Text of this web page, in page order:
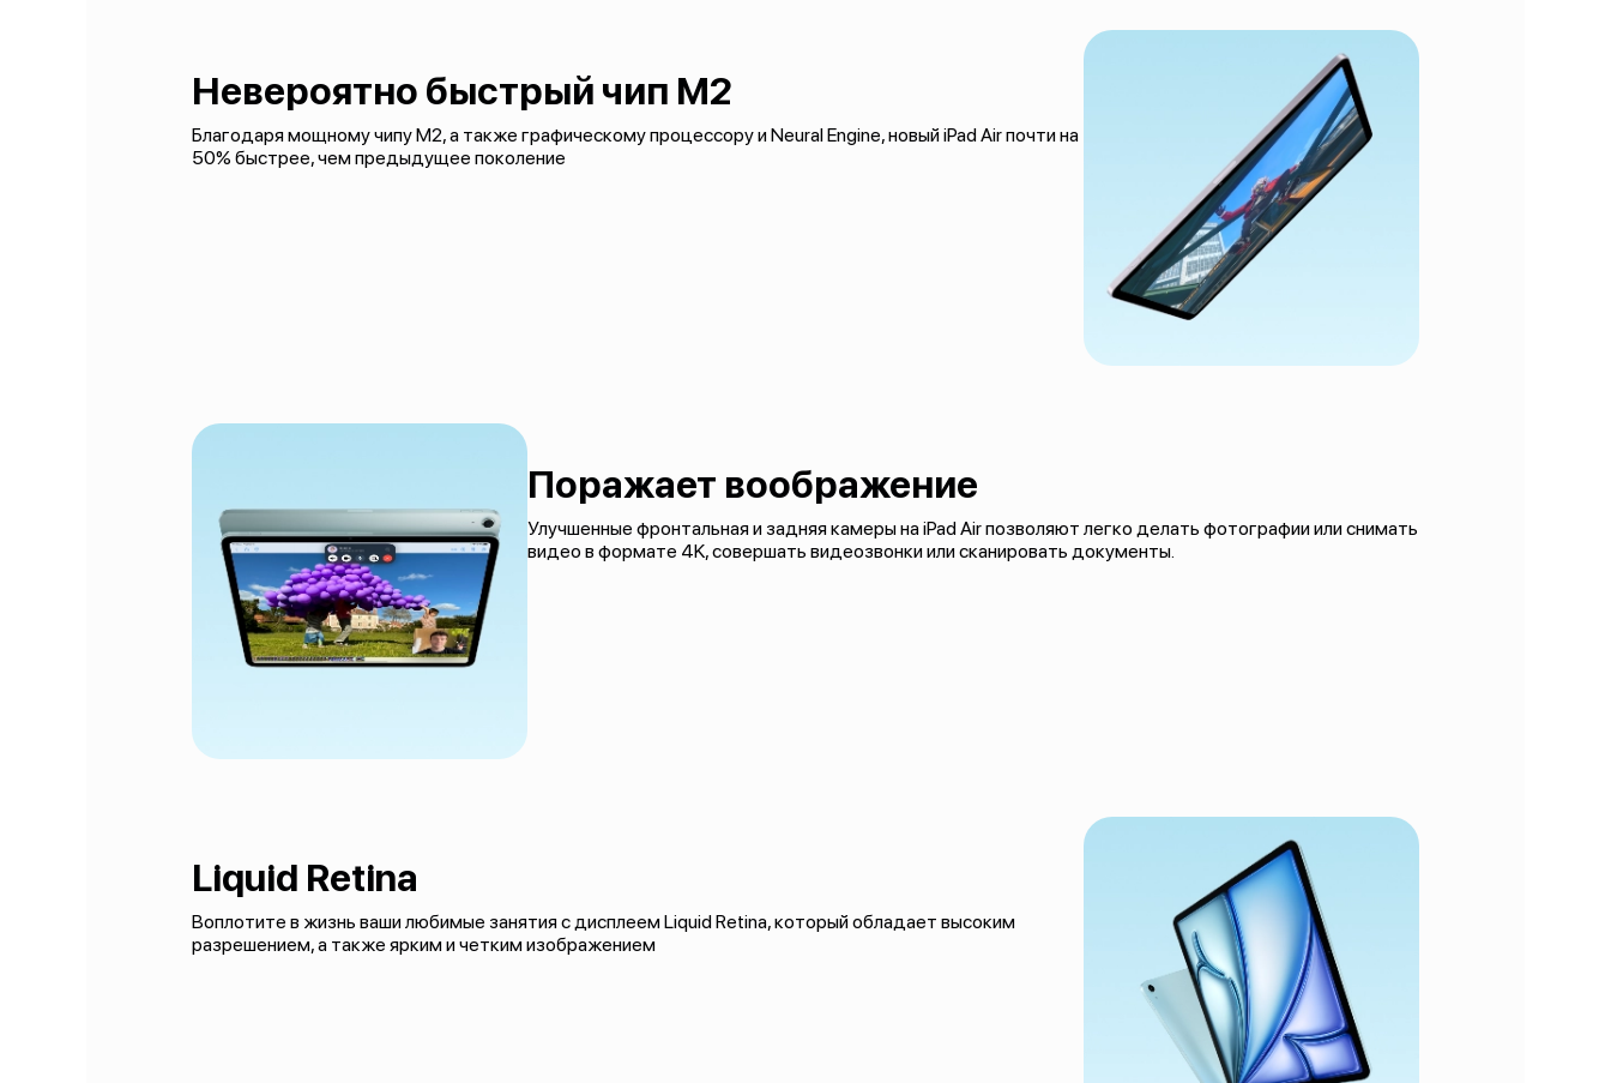
Невероятно быстрый чип M2
Благодаря мощному чипу M2, а также графическому процессору и Neural Engine, новый iPad Air почти на
50% быстрее, чем предыдущее поколение
Поражает воображение
Улучшенные фронтальная и задняя камеры на iPad Air позволяют легко делать фотографии или снимать
видео в формате 4K, совершать видеозвонки или сканировать документы.
Liquid Retina
Воплотите в жизнь ваши любимые занятия с дисплеем Liquid Retina, который обладает высоким
разрешением, а также ярким и четким изображением